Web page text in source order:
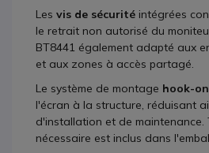
Les vis de sécurité intégrées
le retrait non autorisé du
BT8441 également adapté aux
et aux zones à accès partagé.
Le système de montage hook-on
l'écran à la structure, réduisant
d'installation et de maintenance.
nécessaire est inclus dans